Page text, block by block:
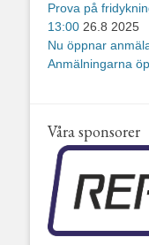
Prova på
13:00 26.8 2025
Nu öppnar
Anmälningarna
Våra sponsorer